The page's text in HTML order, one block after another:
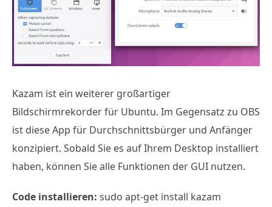
Kazam ist ein weiterer großartiger
Bildschirmrekorder für Ubuntu. Im Gegensatz zu OBS
ist diese App für Durchschnittsbürger und Anfänger
konzipiert. Sobald Sie es auf Ihrem Desktop installiert
haben, können Sie alle Funktionen der GUI nutzen.
Code installieren: sudo apt-get install kazam